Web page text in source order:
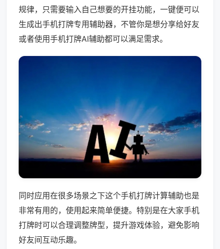
规律，只需要输入自己想要的开挂功能，一键便可以
生成出手机打牌专用辅助器，不管你是想分享给好友
或者使用手机打牌AI辅助都可以满足需求。
同时应用在很多场景之下这个手机打牌计算辅助也是
非常有用的，使用起来简单便捷。特别是在大家手机
打牌时可以合理调整牌型，提升游戏体验，避免影响
好友间互动乐趣。